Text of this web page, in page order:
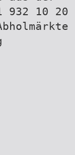
932 10 20